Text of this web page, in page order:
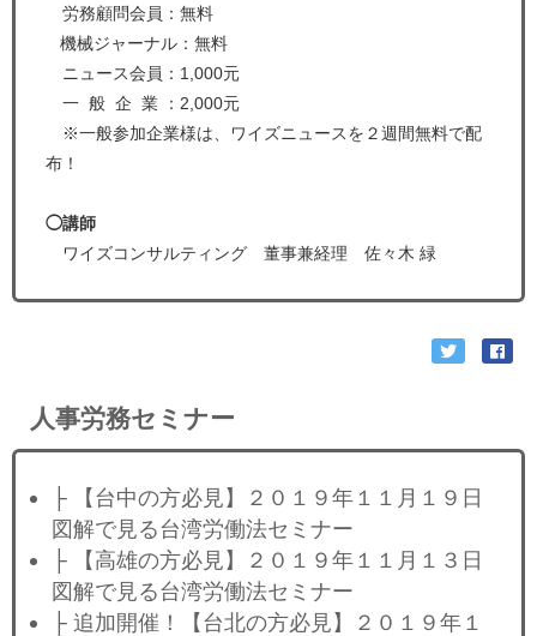
労務顧問会員：無料
機械ジャーナル：無料
ニュース会員：1,000元
一 般 企 業 ：2,000元
※一般参加企業様は、ワイズニュースを２週間無料で配
布！
◯講師
ワイズコンサルティング 董事兼経理 佐々木 緑
人事労務セミナー
├ 【台中の方必見】２０１９年１１月１９日
図解で見る台湾労働法セミナー
├ 【高雄の方必見】２０１９年１１月１３日
図解で見る台湾労働法セミナー
├ 追加開催！【台北の方必見】２０１９年１